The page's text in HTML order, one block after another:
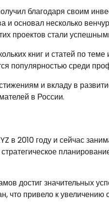
благодаря своим
и основал несколько
проектов стали
книг и статей по
популярностью среди
и вкладу в
в России.
в 2010 году и сейчас
достиг значительных
что привело к